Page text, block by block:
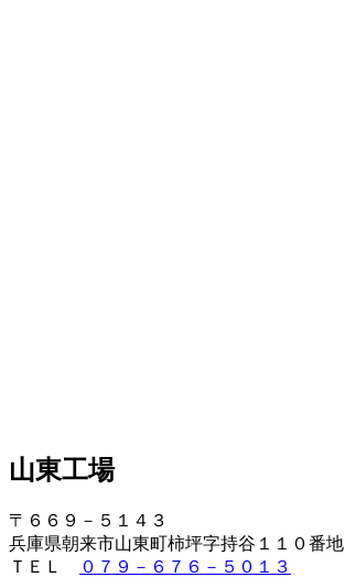
山東工場
〒６６９－５１４３
兵庫県朝来市山東町柿坪字持谷１１０番地
ＴＥＬ
０７９－６７６－５０１３